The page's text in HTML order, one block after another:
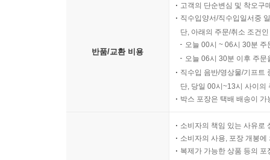
반품/교환 비용
고객의 단순변심 및 착오구
직수입양서/직수입일서중
단, 아래의 주문/취소 조건
오늘 00시 ~ 06시 30분
오늘 06시 30분 이후 주
직수입 음반/영상물/기프트
단, 당일 00시~13시 사이의
박스 포장은 택배 배송이
소비자의 책임 있는 사유로
소비자의 사용, 포장 개봉
복제가 가능한 상품 등의